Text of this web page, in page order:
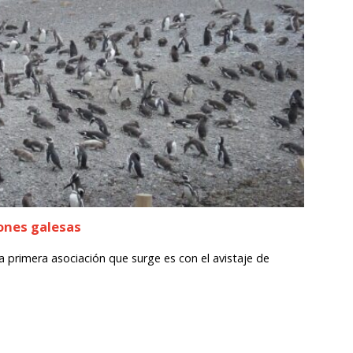
galesas
primera asociación que surge es con el avistaje de